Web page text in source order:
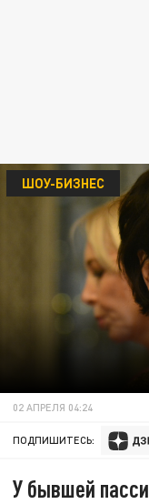
ШОУ-БИЗНЕС
02 АПРЕЛЯ 04:24
ПОДПИШИТЕСЬ:
У бывшей